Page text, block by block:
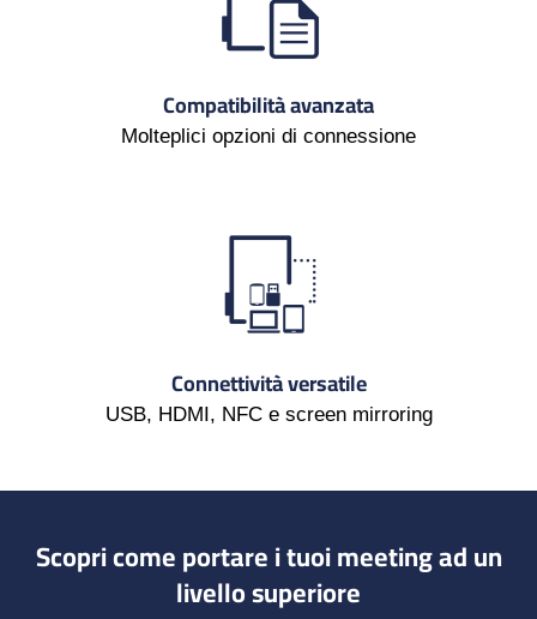
Compatibilità avanzata
Molteplici opzioni di connessione
Connettività versatile
USB, HDMI, NFC e screen mirroring
Scopri come portare i tuoi meeting ad un
livello superiore